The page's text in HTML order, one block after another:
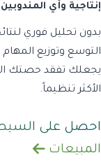
إنتاجية وأي
بدون تحليل فوري
التوسع وتوزيع
يجعلك تفقد حصتك
الأكثر تنظيماً.
احصل على
المبيعات